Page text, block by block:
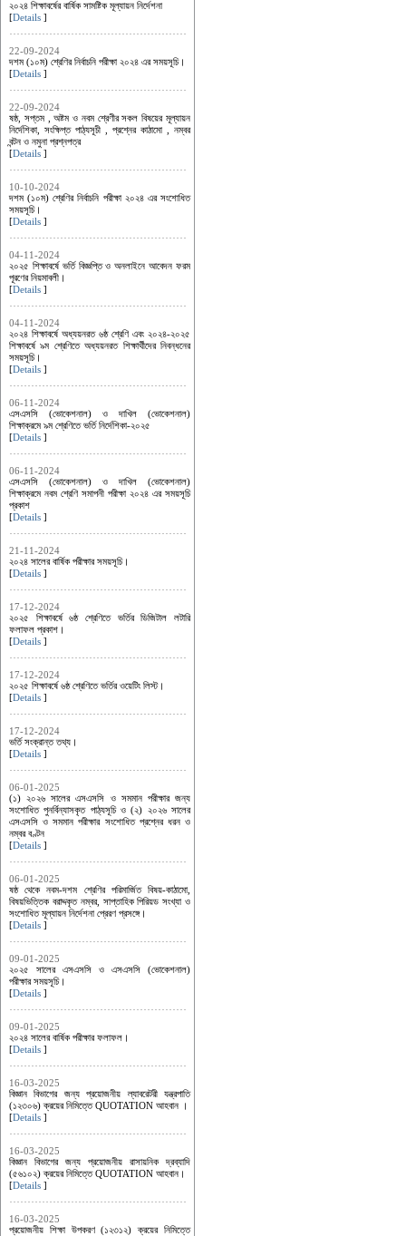
২০২৪ শিক্ষাবর্ষের বার্ষিক সামষ্টিক মূল্যায়ন নির্দেশনা
[Details ]
22-09-2024
দশম (১০ম) শ্রেণির নির্বাচনি পরীক্ষা ২০২৪ এর সময়সূচি।
[Details ]
22-09-2024
ষষ্ঠ, সপ্তম , অষ্টম ও নবম শ্রেণীর সকল বিষয়ের মূল্যায়ন
নির্দেশিকা, সংক্ষিপ্ত পাঠ্যসূচী , প্রশ্নের কাঠামো , নম্বর
বন্টন ও নমুনা প্রশ্নপত্র
[Details ]
10-10-2024
দশম (১০ম) শ্রেণির নির্বাচনি পরীক্ষা ২০২৪ এর সংশোধিত
সময়সূচি।
[Details ]
04-11-2024
২০২৫ শিক্ষাবর্ষে ভর্তি বিজ্ঞপ্তি ও অনলাইনে আবেদন ফরম
পূরণের নিয়মাবলী।
[Details ]
04-11-2024
২০২৪ শিক্ষাবর্ষে অধ্যয়নরত ৬ষ্ঠ শ্রেণি এবং ২০২৪-২০২৫
শিক্ষাবর্ষে ৯ম শ্রেণিতে অধ্যয়নরত শিক্ষার্থীদের নিবন্ধনের
সময়সূচি।
[Details ]
06-11-2024
এসএসসি (ভোকেশনাল) ও দাখিল (ভোকেশনাল)
শিক্ষাক্রমে ৯ম শ্রেণিতে ভর্তি নির্দেশিকা-২০২৫
[Details ]
06-11-2024
এসএসসি (ভোকেশনাল) ও দাখিল (ভোকেশনাল)
শিক্ষাক্রমে নবম শ্রেণি সমাপনী পরীক্ষা ২০২৪ এর সময়সূচি
প্রকাশ
[Details ]
21-11-2024
২০২৪ সালের বার্ষিক পরীক্ষার সময়সূচি।
[Details ]
17-12-2024
২০২৫ শিক্ষাবর্ষে ৬ষ্ঠ শ্রেণিতে ভর্তির ডিজিটাল লটারি
ফলাফল প্রকাশ।
[Details ]
17-12-2024
২০২৫ শিক্ষাবর্ষে ৬ষ্ঠ শ্রেণিতে ভর্তির ওয়েটিং লিস্ট।
[Details ]
17-12-2024
ভর্তি সংক্রান্ত তথ্য।
[Details ]
06-01-2025
(১) ২০২৬ সালের এসএসসি ও সমমান পরীক্ষার জন্য
সংশোধিত পুনর্বিন্যাসকৃত পাঠ্যসূচি ও (২) ২০২৬ সালের
এসএসসি ও সমমান পরীক্ষার সংশোধিত প্রশ্নের ধরন ও
নম্বর বণ্টন
[Details ]
06-01-2025
ষষ্ঠ থেকে নবম-দশম শ্রেণির পরিমার্জিত বিষয়-কাঠামো,
বিষয়ভিত্তিক বরাদ্দকৃত নম্বর, সাপ্তাহিক পিরিয়ড সংখ্যা ও
সংশোধিত মূল্যায়ন নির্দেশনা প্রেরণ প্রসঙ্গে।
[Details ]
09-01-2025
২০২৫ সালের এসএসসি ও এসএসসি (ভোকেশনাল)
পরীক্ষার সময়সূচি।
[Details ]
09-01-2025
২০২৪ সালের বার্ষিক পরীক্ষার ফলাফল।
[Details ]
16-03-2025
বিজ্ঞান বিভাগের জন্য প্রয়োজনীয় ল্যাবরেটরী যন্ত্রপাতি
(১২৩০৬) ক্রয়ের নিমিত্তে QUOTATION আহবান ।
[Details ]
16-03-2025
বিজ্ঞান বিভাগের জন্য প্রয়োজনীয় রাসায়নিক দ্রব্যাদি
(৫৬১০২) ক্রয়ের নিমিত্তে QUOTATION আহবান।
[Details ]
16-03-2025
প্রয়োজনীয় শিক্ষা উপকরণ (১২৩১২) ক্রয়ের নিমিত্তে